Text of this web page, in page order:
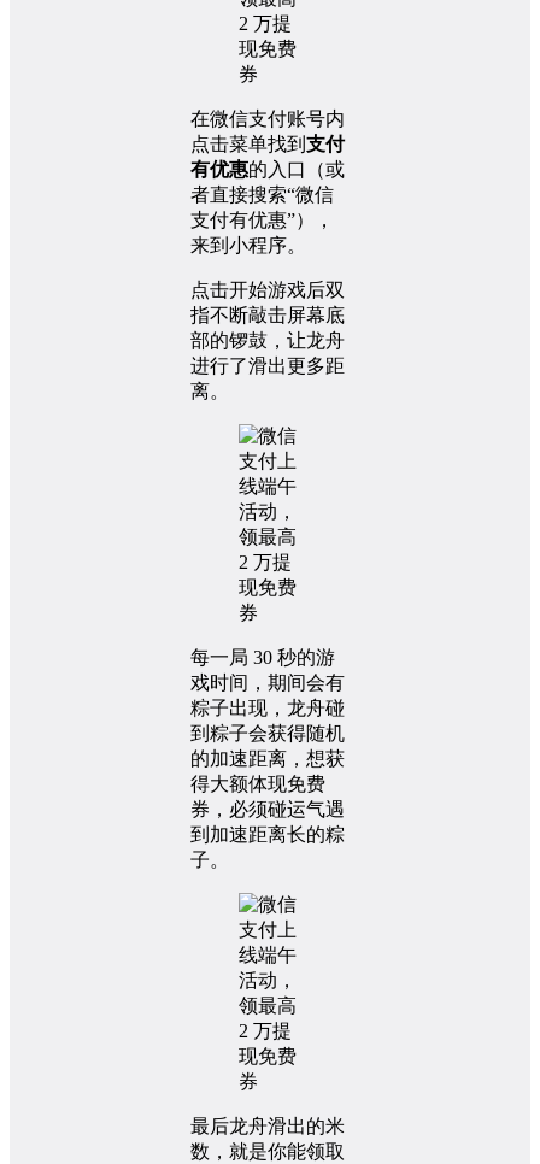
在微信支付账号内
点击菜单找到 支付
有优惠的入口（或
者直接搜索“微信
支付有优惠”），
来到小程序。
点击开始游戏后双
指不断敲击屏幕底
部的锣鼓，让龙舟
进行了滑出更多距
离。
每一局 30 秒的游
戏时间，期间会有
粽子出现，龙舟碰
到粽子会获得随机
的加速距离，想获
得大额体现免费
券，必须碰运气遇
到加速距离长的粽
子。
最后龙舟滑出的米
数，就是你能领取